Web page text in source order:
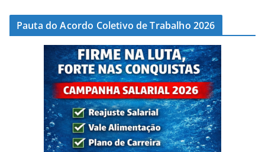
Pauta do Acordo Coletivo de Trabalho 2026